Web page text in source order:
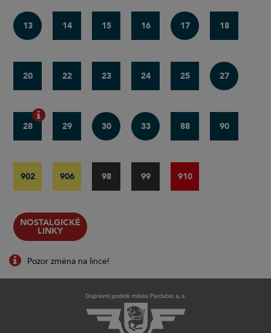
13 14 15 16 17 18
20 22 23 24 25 27
28 29 30 33 88 90
902 906 98 99 910
NOSTALGICKÉ
LINKY
Pozor změna na lince!